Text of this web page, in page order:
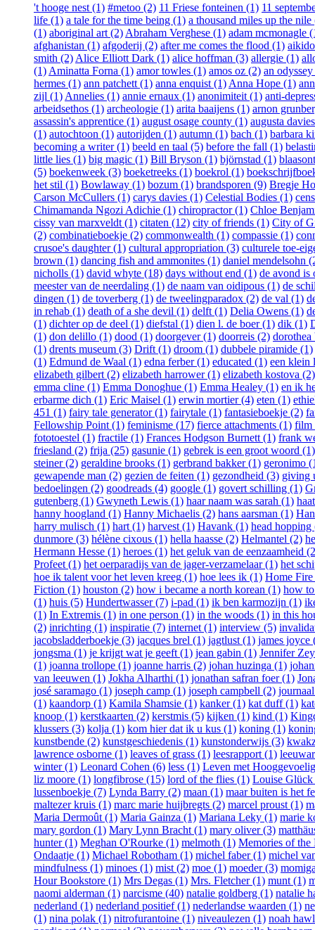
't hooge nest (1) #metoo (2) 11 Friese fonteinen (1) 11
life (1) a tale for the time being (1) a thousand miles up the nile
(1) aboriginal art (2) Abraham Verghese (1) adam mcmonagle
afghanistan (1) afgoderij (2) after me comes the flood (1)
smith (2) Alice Elliott Dark (1) alice hoffman (3) allergie (1)
(1) Aminatta Forna (1) amor towles (1) amos oz (2) an
hermes (1) ann patchett (1) anna enquist (1) Anna Hope (1)
zijl (1) Annelies (1) annie ernaux (1) anonimiteit (1) anti-
arbeidsethos (1) archeologie (1) arita baaijens (1) arnon
assassin's apprentice (1) august osage county (1) augusta
(1) autochtoon (1) autorijden (1) autumn (1) bach (1) barbara
becoming a writer (1) beeld en taal (5) before the fall (1)
little lies (1) big magic (1) Bill Bryson (1) björnstad (1)
(5) boekenweek (3) boeketreeks (1) boekrol (1)
het stil (1) Bowlaway (1) bozum (1) brandsporen (9) Bregje
Carson McCullers (1) carys davies (1) Celestial Bodies (1)
Chimamanda Ngozi Adichie (1) chiropractor (1) Chloe
cissy van marxveldt (1) citaten (12) city of friends (1) City of
(2) combinatieboekje (2) commonwealth (1) compassie (1)
crusoe's daughter (1) cultural appropriation (3) culturele toe-
brown (1) dancing fish and ammonites (1) daniel mendelsohn
nicholls (1) david whyte (18) days without end (1) de avond is
meester van de neerdaling (1) de naam van oidipous (1) de
dingen (1) de toverberg (1) de tweelingparadox (2) de val (1)
in rehab (1) death of a she devil (1) delft (1) Delia Owens (1)
(1) dichter op de deel (1) diefstal (1) dien l. de boer (1) dik (1)
(1) don delillo (1) dood (1) doorgever (1) doorreis (2) dorothea
(1) drents museum (3) Drift (1) droom (1) dubbele piramide (1)
(1) Edmund de Waal (1) edna ferber (1) educated (1) een klein
elizabeth gilbert (2) elizabeth harrower (1) elizabeth kostova (2)
emma cline (1) Emma Donoghue (1) Emma Healey (1) en ik
erbarme dich (1) Eric Maisel (1) erwin mortier (4) eten (1)
451 (1) fairy tale generator (1) fairytale (1) fantasieboekje (2)
Fellowship Point (1) feminisme (17) fierce attachments (1) film
fototoestel (1) fractile (1) Frances Hodgson Burnett (1) frank
friesland (2) frija (25) gasunie (1) gebrek is een groot woord (1)
steiner (2) geraldine brooks (1) gerbrand bakker (1) geronimo
gewapende man (2) gezien de feiten (1) gezondheid (3) giving
bedoelingen (2) goodreads (4) google (1) govert schilling (1)
gutenberg (1) Gwyneth Lewis (1) haar naam was sarah (1)
hanny hoogland (1) Hanny Michaelis (2) hans aarsman (1)
harry mulisch (1) hart (1) harvest (1) Havank (1) head hopping
dunmore (3) hélène cixous (1) hella haasse (2) Helmantel (2)
Hermann Hesse (1) heroes (1) het geluk van de eenzaamheid
Profeet (1) het oerparadijs van de jager-verzamelaar (1) het
hoe ik talent voor het leven kreeg (1) hoe lees ik (1) Home
Fiction (1) houston (2) how i became a north korean (1) how
(1) huis (5) Hundertwasser (7) i-pad (1) ik ben karmozijn (1)
(1) In Extremis (1) in one person (1) in the woods (1) in this
(2) inrichting (1) inspiratie (7) internet (1) interview (5)
jacobsladderboekje (3) jacques brel (1) jagtlust (1) james joyce
jongsma (1) je krijgt wat je geeft (1) jean gabin (1) Jennifer
(1) joanna trollope (1) joanne harris (2) johan huzinga (1)
van leeuwen (1) Jokha Alharthi (1) jonathan safran foer (1)
josé saramago (1) joseph camp (1) joseph campbell (2)
(1) kaandorp (1) Kamila Shamsie (1) kanker (1) kat duff (1)
knoop (1) kerstkaarten (2) kerstmis (5) kijken (1) kind (1)
klussers (3) kolja (1) kom hier dat ik u kus (1) koning (1)
kunstbende (2) kunstgeschiedenis (1) kunstonderwijs (3)
lawrence osborne (1) leaves of grass (1) leesrapport (1)
winter (1) Leonard Cohen (6) less (1) Leven met
liz moore (1) longfibrose (15) lord of the flies (1) Louise Glück
lussenboekje (7) Lynda Barry (2) maan (1) maar buiten is het
maltezer kruis (1) marc marie huijbregts (2) marcel proust (1)
Maria Dermoût (1) Maria Gainza (1) Mariana Leky (1) marie
mary gordon (1) Mary Lynn Bracht (1) mary oliver (3)
hunter (1) Meghan O'Rourke (1) melmoth (1) Memories of the
Ondaatje (1) Michael Robotham (1) michel faber (1) michel
mindfulness (1) minoes (1) mist (2) moe (1) moeder (3)
Hour Bookstore (1) Mrs Degas (1) Mrs. Fletcher (1) munt (1)
naomi alderman (1) narcisme (40) natalie goldberg (1) natalie
nederland (1) nederland positief (1) nederlandse waarden (1)
(1) nina polak (1) nitrofurantoine (1) niveaulezen (1) noah